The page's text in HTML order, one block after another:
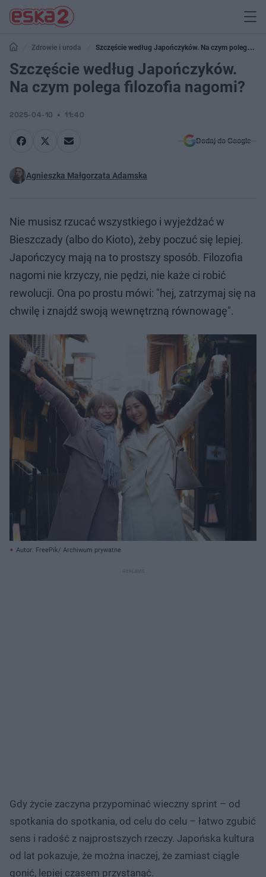
Zdrowie i uroda
Szczęście według Japończyków. Na czym polega
filozofia nagomi?
Szczęście według Japończyków.
Na czym polega filozofia nagomi?
2025-04-10 11:40
Dodaj do Google
Agnieszka Małgorzata Adamska
Nie musisz rzucać wszystkiego i wyjeżdżać w
Bieszczady (albo do Kioto), żeby poczuć się lepiej.
Japończycy mają na to prostszy sposób. Filozofia
nagomi nie krzyczy, nie pędzi, nie każe ci robić
rewolucji. Ona po prostu mówi: "hej, zatrzymaj się na
chwilę i znajdź swoją wewnętrzną równowagę".
Autor: FreePik/ Archiwum prywatne
Gdy życie zaczyna przypominać wieczny sprint – od
spotkania do spotkania, od celu do celu – łatwo zgubić
sens i radość z najprostszych rzeczy. Japońska kultura
od lat pokazuje, że można inaczej, że zamiast ciągle
gonić, lepiej czasem przystanąć.